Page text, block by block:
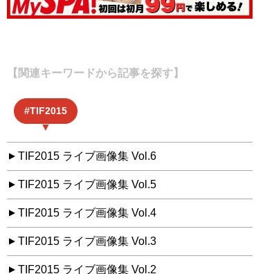
【関連キーワードから記事を探す】
TIF2015
TIF2015 ライブ画像集 Vol.6
TIF2015 ライブ画像集 Vol.5
TIF2015 ライブ画像集 Vol.4
TIF2015 ライブ画像集 Vol.3
TIF2015 ライブ画像集 Vol.2